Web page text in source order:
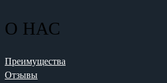
О НАС
Преимущества
Отзывы